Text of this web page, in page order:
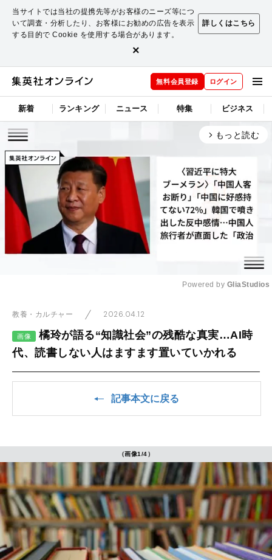
当サイトでは当社の提携先等がお客様のニーズ等につ
いて調査・分析したり、お客様にお勧めの広告を表示
する目的で Cookie を使用する場合があります。
詳しくはこちら
×
無料会員登録 ログイン
新着 ランキング ニュース 特集 ビジネス
arrow_forward_ios もっと読む
Powered by GliaStudios
教養・カルチャー 2026.04.12
画像
橘玲が語る“知識社会”の残酷な真実…AI時
代、読書しない人はますます置いていかれる
記事本文に戻る
（画像1/4）